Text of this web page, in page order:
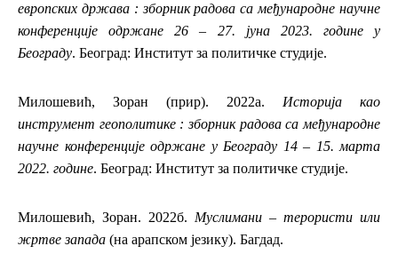
европских држава : зборник радова са међународне научне
конференције одржане 26 – 27. јуна 2023. године у
Београду. Београд: Институт за политичке студије.
Милошевић, Зоран (прир). 2022а. Историја као
инструмент геополитике : зборник радова са међународне
научне конференције одржане у Београду 14 – 15. марта
2022. године. Београд: Институт за политичке студије.
Милошевић, Зоран. 2022б. Муслимани – терористи или
жртве запада (на арапском језику). Багдад.